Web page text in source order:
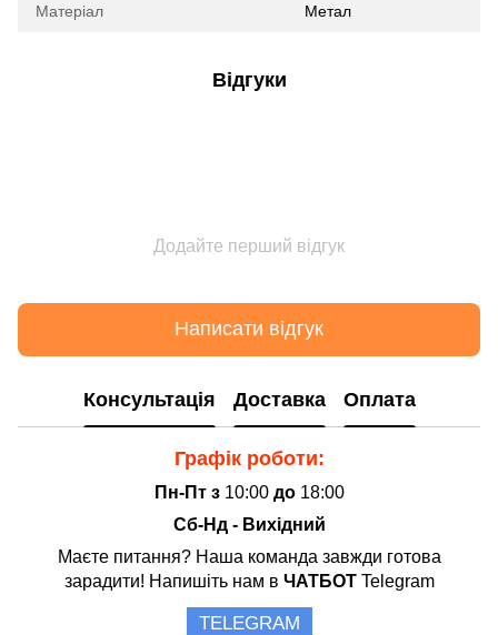
Матеріал Метал
Відгуки
Додайте перший відгук
Написати відгук
Консультація Доставка Оплата
Графік роботи:
Пн-Пт з 10:00до 18:00
Сб-Нд - Вихідний
Маєте питання? Наша команда завжди готова
зарадити! Напишіть нам в ЧАТБОТTelegram
TELEGRAM